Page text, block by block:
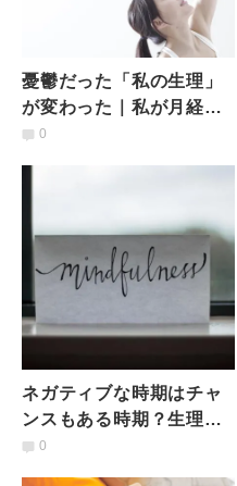
憂鬱だった「私の生理」
が変わった｜私が月経血
コントロールを習得して
0
ネガティブな時期はチャ
ンスもある時期？生理前
の期間を快適に過ごす方
0